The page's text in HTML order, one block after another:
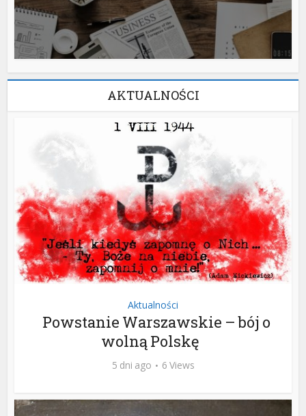
AKTUALNOŚCI
Aktualności
Powstanie Warszawskie – bój o
wolną Polskę
5 dni ago 6 Views